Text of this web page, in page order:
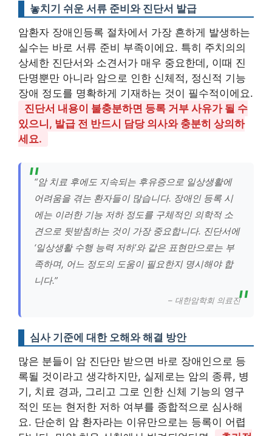
놓치기 쉬운 서류 준비와 진단서 발급
암환자 장애인등록 절차에서 가장 흔하게 발생하는
실수는 바로 서류 준비 부족이에요. 특히 주치의의
상세한 진단서와 소견서가 매우 중요한데, 이때 진
단명뿐만 아니라 암으로 인한 신체적, 정신적 기능
장애 정도를 명확하게 기재하는 것이 필수적이에요.
진단서 내용이 불충분하면 등록 거부 사유가 될 수
있으니, 발급 전 반드시 담당 의사와 충분히 상의하
세요.
“암 치료 후에도 지속되는 후유증으로 일상생활에
어려움을 겪는 환자들이 많습니다. 장애인 등록 시
에는 이러한 기능 저하 정도를 구체적인 의학적 소
견으로 뒷받침하는 것이 가장 중요합니다. 진단서에
‘일상생활 수행 능력 저하’와 같은 표현만으로는 부
족하며, 어느 정도의 도움이 필요한지 명시해야 합
니다.”
– 대한암학회 의료진
심사 기준에 대한 오해와 해결 방안
많은 분들이 암 진단만 받으면 바로 장애인으로 등
록될 것이라고 생각하지만, 실제로는 암의 종류, 병
기, 치료 경과, 그리고 그로 인한 신체 기능의 영구
적인 또는 현저한 저하 여부를 종합적으로 심사해
요. 단순히 암 환자라는 이유만으로는 등록이 어렵